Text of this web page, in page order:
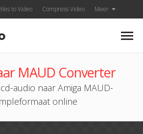
to Video Compress Video Meer
MAUD Converter
audio naar Amiga MAUD-
online